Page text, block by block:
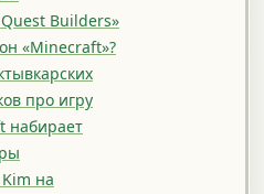
Builders»
«Minecraft»?
про игру
набирает
на